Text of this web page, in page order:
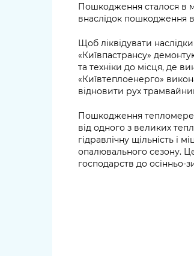
Пошкодження сталося в
внаслідок пошкодження
Щоб ліквідувати
«Київпастрансу»
та техніки до місця, де
«Київтеплоенерго»
відновити рух
Пошкодження
від одного з великих
гідравлічну щільність і
опалювального сезону.
господарств до осінньо-